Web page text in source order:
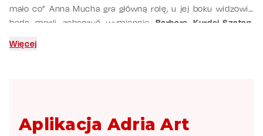
mało co” Anna Mucha gra główną rolę, u jej boku widzowie
będą mogli zobaczyć wymiennie Barbarę Kurdej-Szatan
ostatni partnerował jej w „Przygodzie z ogrodnikiem”, która
Więcej
Aplikacja Adria Art